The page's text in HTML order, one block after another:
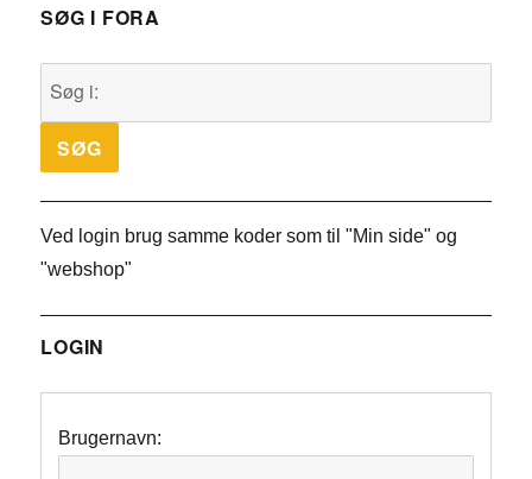
SØG I FORA
Ved login brug samme koder som til "Min side" og
"webshop"
LOGIN
Brugernavn: